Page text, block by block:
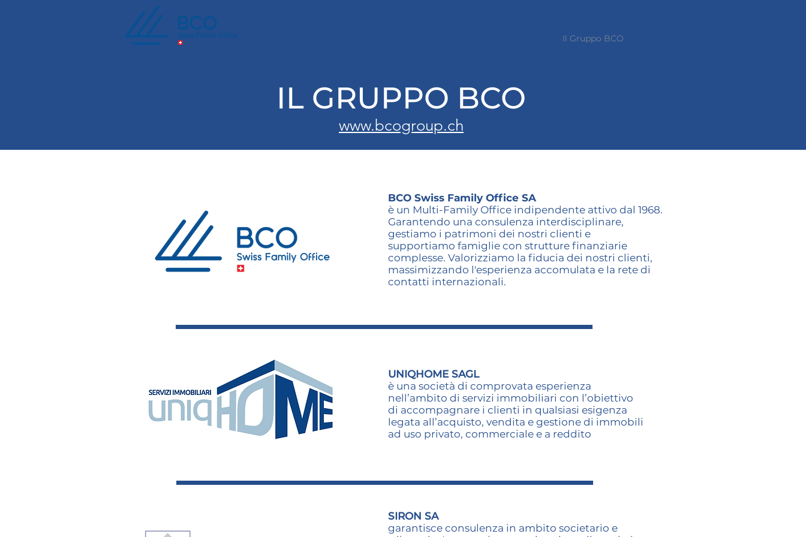
Il Gruppo BCO
IL GRUPPO BCO
www.bcogroup.ch
BCO Swiss Family Office SA
è un Multi-Family Office indipendente attivo dal 1968.
Garantendo una consulenza interdisciplinare,
gestiamo i patrimoni dei nostri clienti e
supportiamo famiglie con strutture finanziarie
complesse. Valorizziamo la fiducia dei nostri clienti,
massimizzando l'esperienza accomulata e la rete di
contatti internazionali.
UNIQHOME SAGL
è una società di comprovata esperienza
nell’ambito di servizi immobiliari con l’obiettivo
di accompagnare i clienti in qualsiasi esigenza
legata all’acquisto, vendita e gestione di immobili
ad uso privato, commerciale e a reddito
SIRON SA
garantisce consulenza in ambito societario e